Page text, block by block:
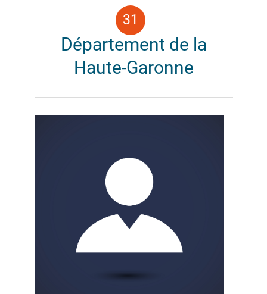
Département de la
Haute-Garonne